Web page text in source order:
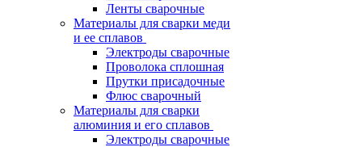
Ленты сварочные
Материалы для сварки меди
и ее сплавов
Электроды сварочные
Проволока сплошная
Прутки присадочные
Флюс сварочный
Материалы для сварки
алюминия и его сплавов
Электроды сварочные